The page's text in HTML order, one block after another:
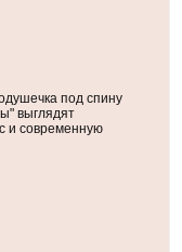
под спину
выглядят
и современную